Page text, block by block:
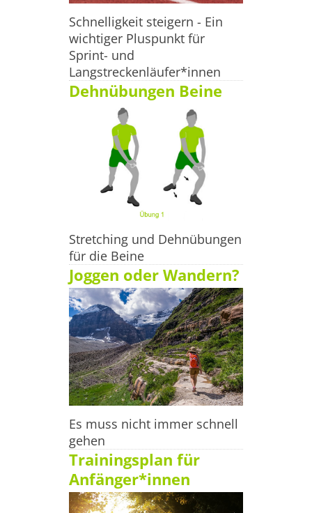
Schnelligkeit steigern - Ein
wichtiger Pluspunkt für
Sprint- und
Langstreckenläufer*innen
Dehnübungen Beine
Stretching und Dehnübungen
für die Beine
Joggen oder Wandern?
Es muss nicht immer schnell
gehen
Trainingsplan für
Anfänger*innen